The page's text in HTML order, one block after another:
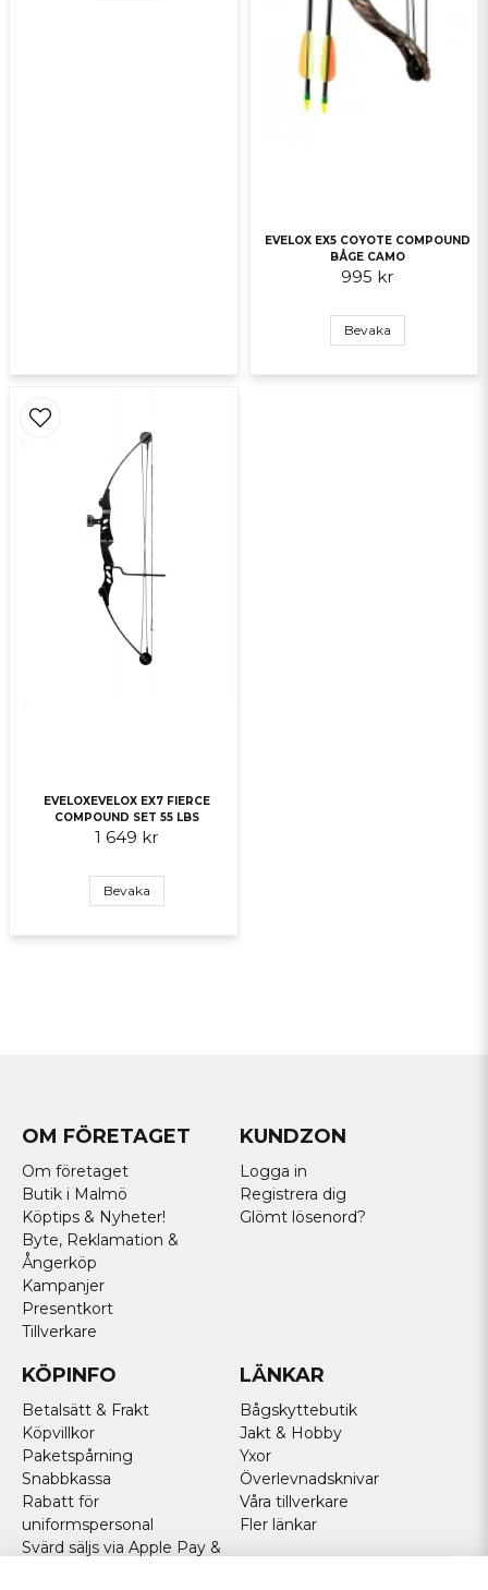
EVELOX EX5 COYOTE COMPOUND
BÅGE CAMO
995 kr
Bevaka
EVELOXEVELOX EX7 FIERCE
COMPOUND SET 55 LBS
1 649 kr
Bevaka
OM FÖRETAGET
Om företaget
Butik i Malmö
Köptips & Nyheter!
Byte, Reklamation &
Ångerköp
Kampanjer
Presentkort
Tillverkare
KUNDZON
Logga in
Registrera dig
Glömt lösenord?
KÖPINFO
Betalsätt & Frakt
Köpvillkor
Paketspårning
Snabbkassa
Rabatt för
uniformspersonal
Svärd säljs via Apple Pay &
LÄNKAR
Bågskyttebutik
Jakt & Hobby
Yxor
Överlevnadsknivar
Våra tillverkare
Fler länkar